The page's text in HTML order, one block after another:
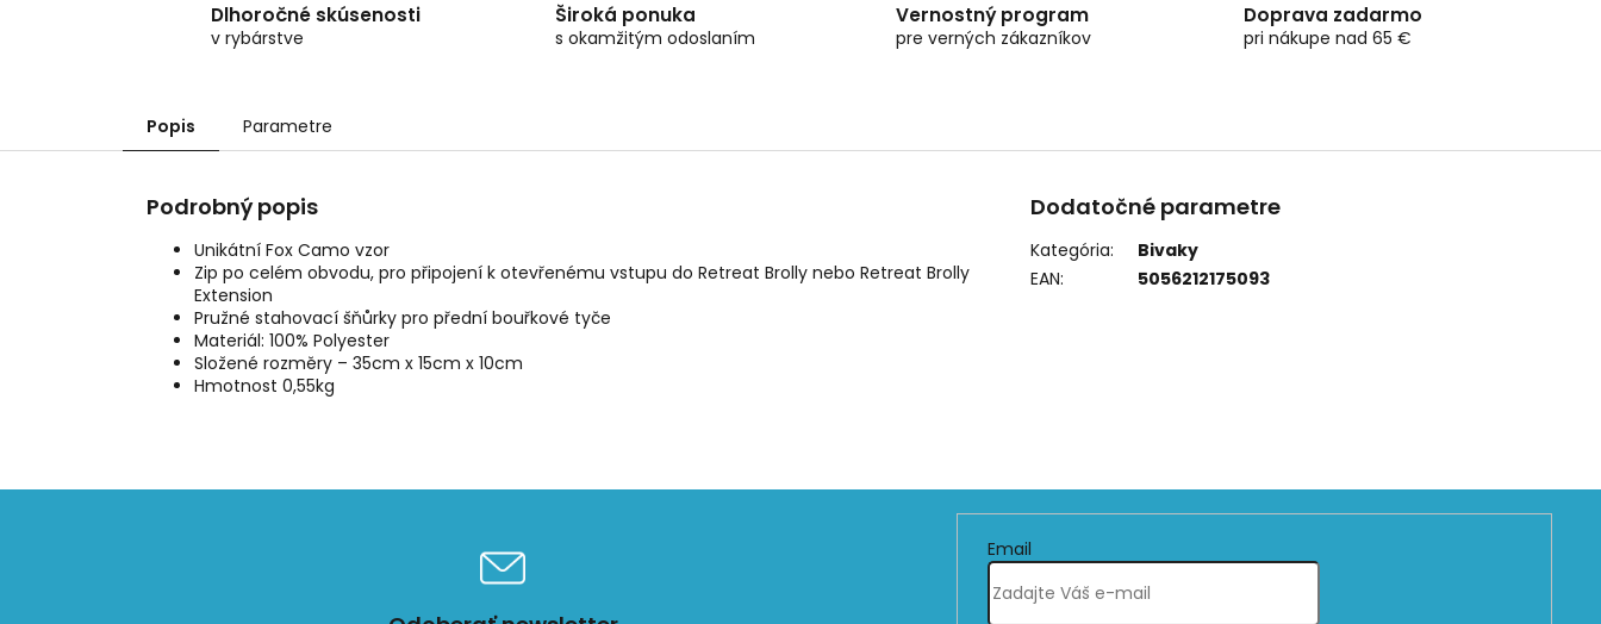
Dlhoročné skúsenosti
v rybárstve
Široká ponuka
s okamžitým odoslaním
Vernostný program
pre verných zákazníkov
Doprava zadarmo
pri nákupe nad 65 €
Popis Parametre
Podrobný popis
Unikátní Fox Camo vzor
Zip po celém obvodu, pro připojení k otevřenému vstupu do Retreat Brolly nebo Retreat Brolly
Extension
Pružné stahovací šňůrky pro přední bouřkové tyče
Materiál: 100% Polyester
Složené rozměry – 35cm x 15cm x 10cm
Hmotnost 0,55kg
Dodatočné parametre
Kategória:
Bivaky
EAN: 5056212175093
Email